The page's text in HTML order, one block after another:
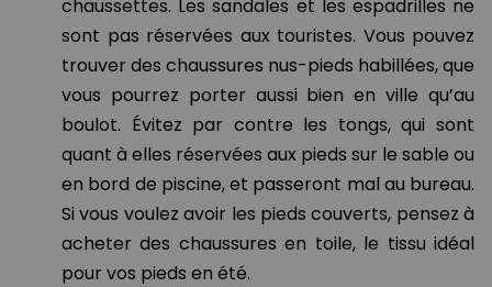
chaussettes. Les sandales et les espadrilles ne
sont pas réservées aux touristes. Vous pouvez
trouver des chaussures nus-pieds habillées, que
vous pourrez porter aussi bien en ville qu’au
boulot. Évitez par contre les tongs, qui sont
quant à elles réservées aux pieds sur le sable ou
en bord de piscine, et passeront mal au bureau.
Si vous voulez avoir les pieds couverts, pensez à
acheter des chaussures en toile, le tissu idéal
pour vos pieds en été.